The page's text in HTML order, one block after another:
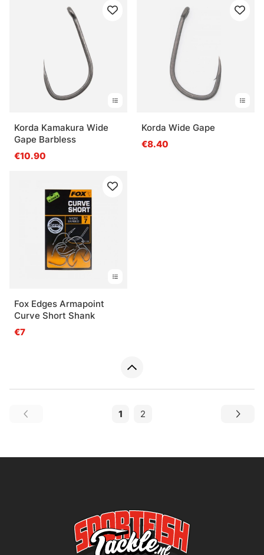
Korda Kamakura Wide
Gape Barbless
€10.90
Korda Wide Gape
€8.40
Fox Edges Armapoint
Curve Short Shank
€7
1 2